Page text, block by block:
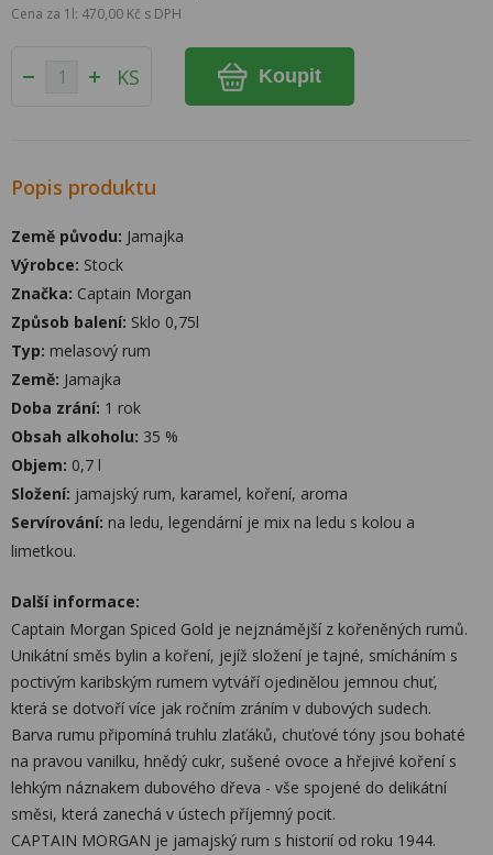
Cena za 1l: 470,00 Kč s DPH
KS Koupit
Popis produktu
Země původu: Jamajka
Výrobce: Stock
Značka: Captain Morgan
Způsob balení: Sklo 0,75l
Typ: melasový rum
Země: Jamajka
Doba zrání: 1 rok
Obsah alkoholu: 35 %
Objem: 0,7 l
Složení: jamajský rum, karamel, koření, aroma
Servírování: na ledu, legendární je mix na ledu s kolou a
limetkou.
Další informace:
Captain Morgan Spiced Gold je nejznámější z kořeněných rumů.
Unikátní směs bylin a koření, jejíž složení je tajné, smícháním s
poctivým karibským rumem vytváří ojedinělou jemnou chuť,
která se dotvoří více jak ročním zráním v dubových sudech.
Barva rumu připomíná truhlu zlaťáků, chuťové tóny jsou bohaté
na pravou vanilku, hnědý cukr, sušené ovoce a hřejivé koření s
lehkým náznakem dubového dřeva - vše spojené do delikátní
směsi, která zanechá v ústech příjemný pocit.
CAPTAIN MORGAN je jamajský rum s historií od roku 1944.